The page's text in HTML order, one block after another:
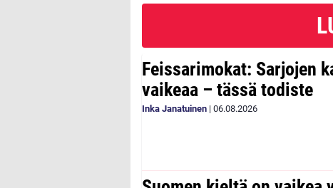
Feissarimokat: Sarjojen
vaikeaa – tässä todiste
Inka Janatuinen | 06.08.2026